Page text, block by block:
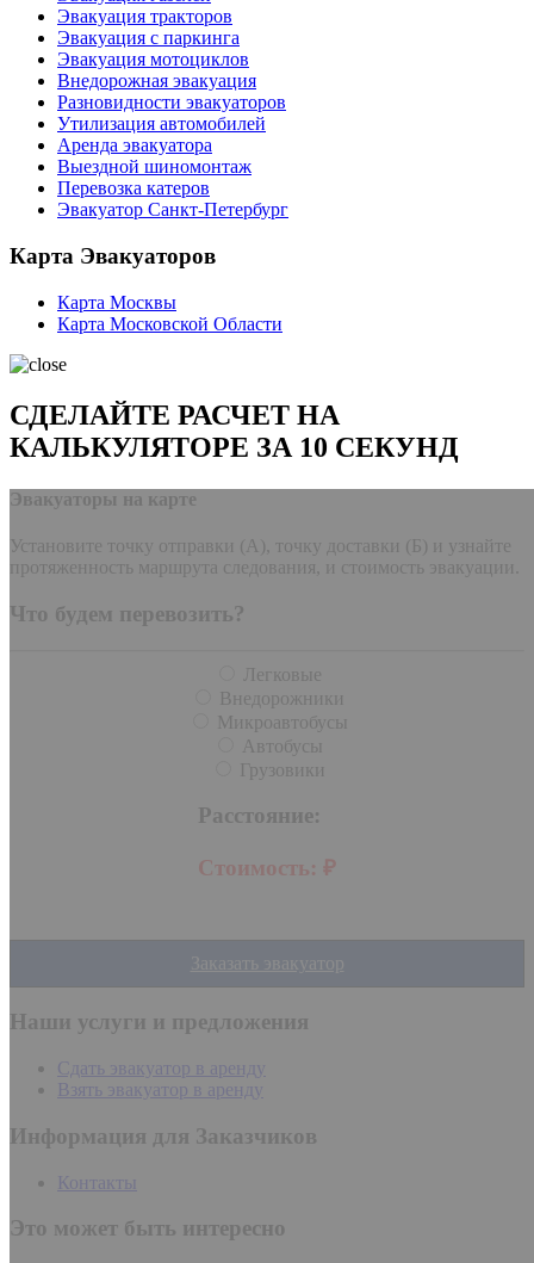
Эвакуация тракторов
Эвакуация с паркинга
Эвакуация мотоциклов
Внедорожная эвакуация
Разновидности эвакуаторов
Утилизация автомобилей
Аренда эвакуатора
Выездной шиномонтаж
Перевозка катеров
Эвакуатор Санкт-Петербург
Карта Эвакуаторов
Карта Москвы
Карта Московской Области
СДЕЛАЙТЕ РАСЧЕТ НА
КАЛЬКУЛЯТОРЕ ЗА 10 СЕКУНД
Эвакуаторы на карте
Установите точку отправки (А), точку доставки (Б) и узнайте
протяженность маршрута следования, и стоимость эвакуации.
Что будем перевозить?
Легковые
Внедорожники
Микроавтобусы
Автобусы
Грузовики
Расстояние:
Стоимость: ₽
Заказать эвакуатор
Наши услуги и предложения
Сдать эвакуатор в аренду
Взять эвакуатор в аренду
Информация для Заказчиков
Контакты
Это может быть интересно